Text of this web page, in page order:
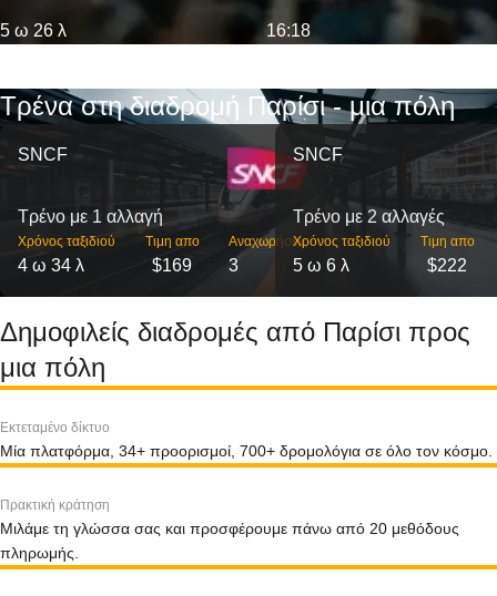
5 ω 26 λ 16:18
Τρένα στη διαδρομή Παρίσι - μια πόλη
SNCF
Τρένο με 1 αλλαγή
Χρόνος ταξιδιού
4 ω 34 λ
Τιμη απο
$169
Αναχωρήσεις
3
SNCF
Τρένο με 2 αλλαγές
Χρόνος ταξιδιού
5 ω 6 λ
Τιμη απο
$222
Δημοφιλείς διαδρομές από Παρίσι προς
μια πόλη
Εκτεταμένο δίκτυο
Μία πλατφόρμα, 34+ προορισμοί, 700+ δρομολόγια σε όλο τον κόσμο.
Πρακτική κράτηση
Μιλάμε τη γλώσσα σας και προσφέρουμε πάνω από 20 μεθόδους
πληρωμής.